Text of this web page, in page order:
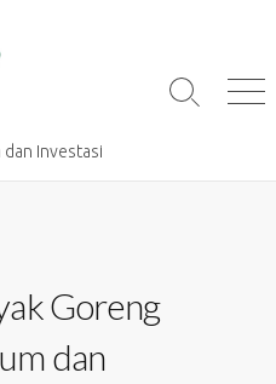
Investasi
Search
Goreng
dan